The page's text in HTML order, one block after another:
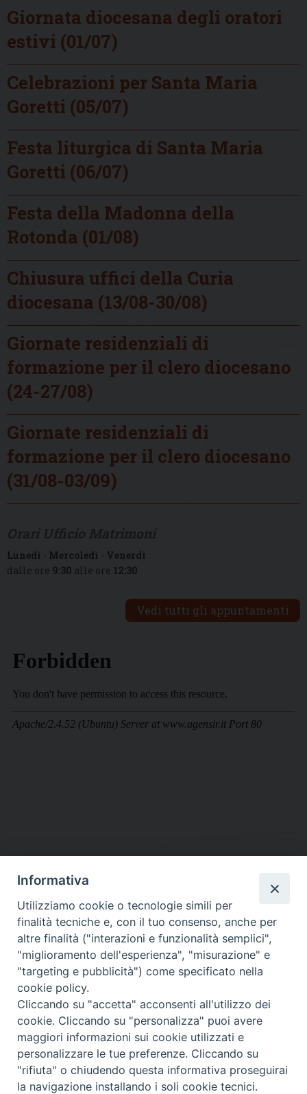
Giornata diocesana degli oratori
estivi (01/07)
Celebrazioni per Santa Maria
Goretti (05/07)
Festa liturgica di Santa Maria
Goretti (06/07)
Festa della Madonna della
Rotonda (01/08)
Chiusura uffici della Curia
diocesana (13/08-30/08)
Giornate residenziali di
formazione per il clero diocesano
(24-27/08)
Giornate residenziali di
formazione per il clero diocesano
(31/08-03/09)
Lunedì - Mercoledì - Venerdì
dalle ore 9:30 alle ore 12:30
Vedi tutti gli appuntamenti
DIOCESI SUBURBICARIA DI ALBANO
Contatti:Tel.: 06.93268401 - Fax.: 06.9323844
E-mail:curia@diocesidialbano.it
Orari: dal Lunedì al Venerdì Ore: 9:00 - 13:00
Lunedì, Mercoledì e Venerdì, Ore 9:30 - 12:30
Diocesi Suburbicaria di Albano
Copyright © 2021
Informativa
Utilizziamo cookie o tecnologie simili per
finalità tecniche e, con il tuo consenso, anche per
altre finalità ("interazioni e funzionalità semplici",
"miglioramento dell'esperienza", "misurazione" e
"targeting e pubblicità") come specificato nella
cookie policy.
Cliccando su "accetta" acconsenti all'utilizzo dei
cookie. Cliccando su "personalizza" puoi avere
maggiori informazioni sui cookie utilizzati e
personalizzare le tue preferenze. Cliccando su
"rifiuta" o chiudendo questa informativa proseguirai
la navigazione installando i soli cookie tecnici.